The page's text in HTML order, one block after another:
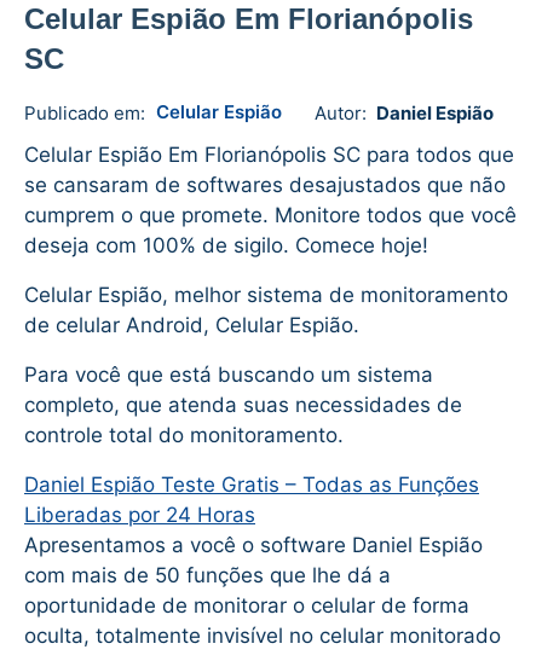
Celular Espião Em Florianópolis
SC
Publicado em: Celular Espião Autor: Daniel Espião
Daniel
Espião
No
comments
Celular Espião Em Florianópolis SC para todos que
se cansaram de softwares desajustados que não
cumprem o que promete. Monitore todos que você
deseja com 100% de sigilo. Comece hoje!
Celular Espião, melhor sistema de monitoramento
de celular Android, Celular Espião.
Para você que está buscando um sistema
completo, que atenda suas necessidades de
controle total do monitoramento.
Daniel Espião Teste Gratis – Todas as Funções
Liberadas por 24 Horas
Apresentamos a você o software Daniel Espião
com mais de 50 funções que lhe dá a
oportunidade de monitorar o celular de forma
oculta, totalmente invisível no celular monitorado